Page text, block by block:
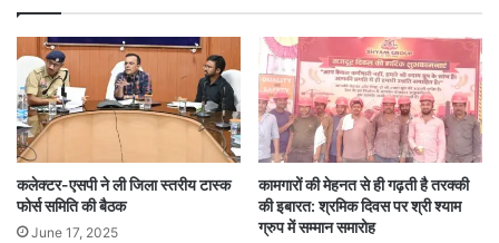
कलेक्टर-एसपी ने ली जिला स्तरीय टास्क
फोर्स समिति की बैठक
June 17, 2025
कामगारों की मेहनत से ही गढ़ती है तरक्की
की इबारत: श्रमिक दिवस पर श्री श्याम
ग्रुप में सम्मान समारोह